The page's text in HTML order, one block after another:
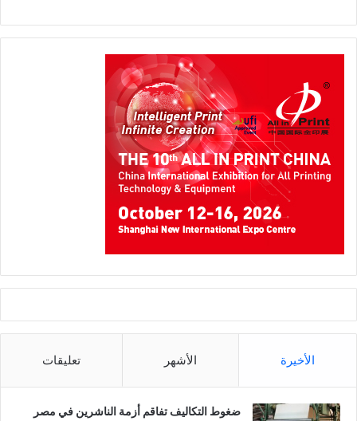
الأخيرة الأشهر تعليقات
ضغوط التكاليف تفاقم أزمة الناشرين في مصر